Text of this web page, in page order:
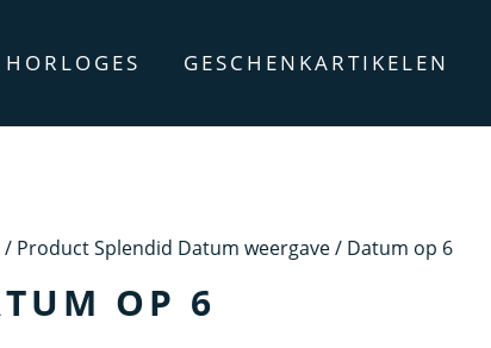
HORLOGES GESCHENKARTIKELEN
/ Product Splendid Datum weergave / Datum op 6
OP 6